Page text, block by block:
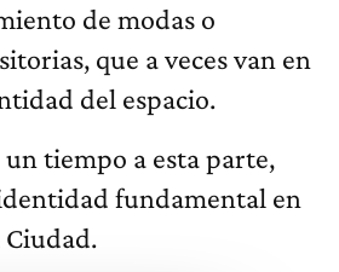
de modas o
que a veces van en
del espacio.
tiempo a esta parte,
fundamental en
Ciudad.